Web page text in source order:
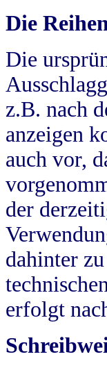
Die
Die
z.B. nach
anzeigen
auch vor,
der
dahinter
erfolgt